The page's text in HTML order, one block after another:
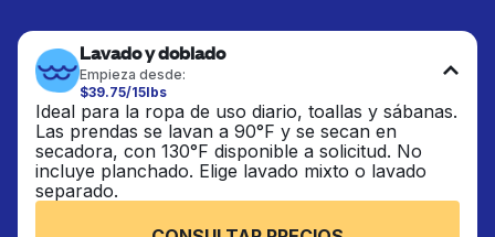
Lavado y doblado
Empieza desde:
$39.75/15lbs
Ideal para la ropa de uso diario, toallas y sábanas.
Las prendas se lavan a 90°F y se secan en
secadora, con 130°F disponible a solicitud. No
incluye planchado. Elige lavado mixto o lavado
separado.